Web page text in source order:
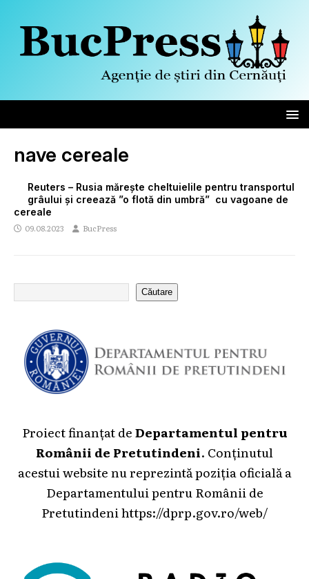
nave cereale
Reuters – Rusia mărește cheltuielile pentru transportul
grâului și creează ”o flotă din umbră” cu vagoane de
cereale
09.08.2023 BucPress
Căutare
Proiect finanțat deDepartamentul pentru
Românii de Pretutindeni. Conținutul
acestui website nu reprezintă poziția oficială a
Departamentului pentru Românii de
Pretutindeni https://dprp.gov.ro/web/